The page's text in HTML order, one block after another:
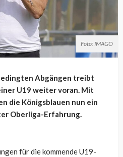
Foto: IMAGO
Abgängen treibt
U19 weiter voran. Mit
die Königsblauen nun ein
Oberliga-Erfahrung.
für die kommende U19-